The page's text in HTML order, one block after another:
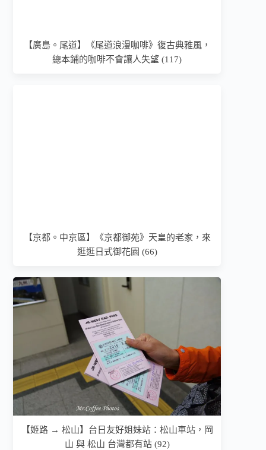
【廣島。尾道】《尾道浪漫咖啡》復古典雅風，
總本鋪的咖啡不會讓人失望 (117)
【京都。中京區】《京都御苑》天皇的老家，來
逛逛日式御花園 (66)
【姬路 → 松山】台日友好姐妹站：松山車站，岡
山 與 松山 台灣都有站 (92)